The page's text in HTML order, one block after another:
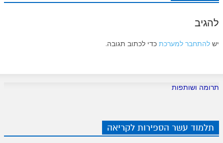
להגיב
יש להתחבר למערכת כדי לכתוב תגובה.
תרומה ושותפות
תלמוד עשר הספירות לקריאה